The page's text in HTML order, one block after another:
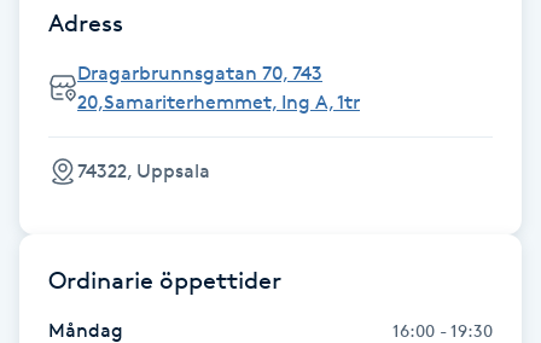
Gel naglar
Gelenaglar
Gellack
Gellack med förstärkning
Adress
Dragarbrunnsgatan 70, 743
20,Samariterhemmet, Ing A, 1tr
74322, Uppsala
Ordinarie öppettider
Måndag 16:00 - 19:30